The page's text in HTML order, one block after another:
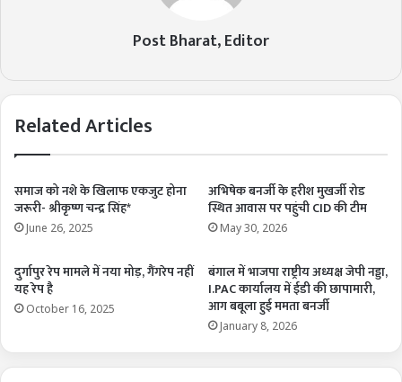
Post Bharat, Editor
Related Articles
समाज को नशे के खिलाफ एकजुट होना
जरूरी- श्रीकृष्ण चन्द्र सिंह*
June 26, 2025
अभिषेक बनर्जी के हरीश मुखर्जी रोड
स्थित आवास पर पहुंची CID की टीम
May 30, 2026
दुर्गापुर रेप मामले में नया मोड़, गैंगरेप नहीं
यह रेप है
October 16, 2025
बंगाल में भाजपा राष्ट्रीय अध्यक्ष जेपी नड्डा,
I.PAC कार्यालय में ईडी की छापामारी,
आग बबूला हुई ममता बनर्जी
January 8, 2026